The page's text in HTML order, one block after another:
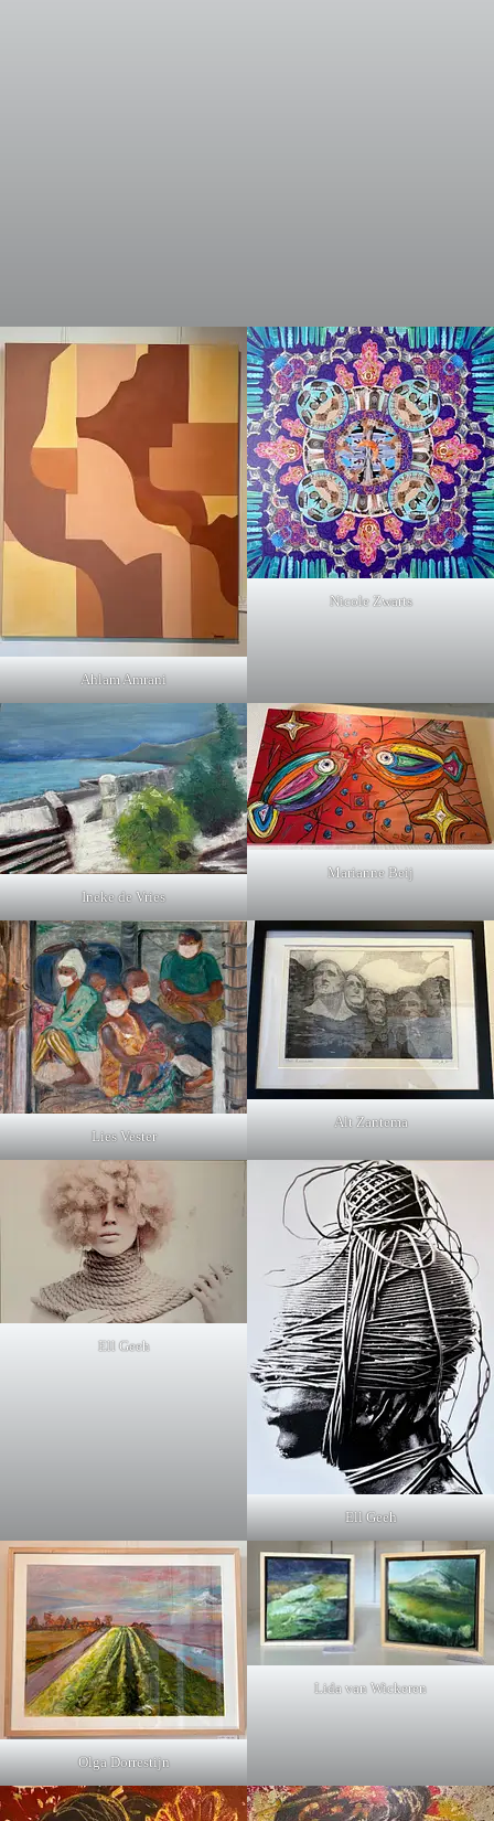
Ahlam Amrani
Nicole Zwarts
Ineke de Vries
Marianne Beij
Lies Vester
Alt Zantema
Ell Geeh
Ell Geeh
Olga Dorrestijn
Lida van Wickeren